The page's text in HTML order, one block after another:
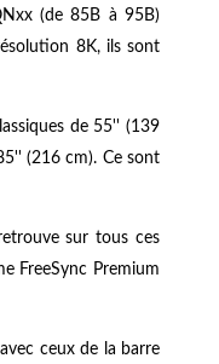
(de 85B à 95B)
8K, ils sont
de 55'' (139
(216 cm). Ce sont
sur tous ces
FreeSync Premium
ceux de la barre